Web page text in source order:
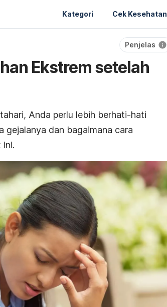
Kategori Cek Kesehatan
Penjelas
Ekstrem setelah
Anda perlu lebih berhati-hati
gejalanya dan bagaimana cara
ini.